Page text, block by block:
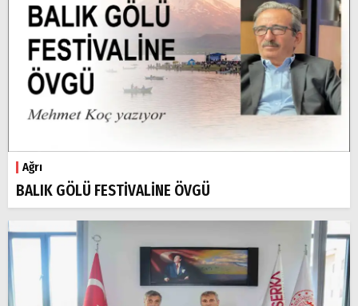
Ağrı
BALIK GÖLÜ FESTİVALİNE ÖVGÜ